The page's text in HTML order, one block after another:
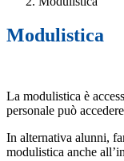
Modulistica
La modulistica è
personale può
In alternativa alunni,
modulistica anche